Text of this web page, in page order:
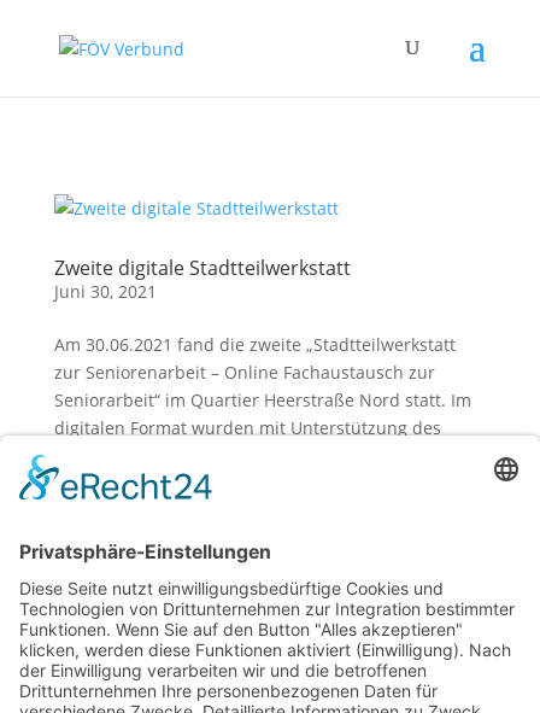
Zweite digitale Stadtteilwerkstatt
Juni 30, 2021
Am 30.06.2021 fand die zweite „Stadtteilwerkstatt
zur Seniorenarbeit – Online Fachaustausch zur
Seniorarbeit“ im Quartier Heerstraße Nord statt. Im
digitalen Format wurden mit Unterstützung des
CIA- Spandau...
1. Stadtteilwerkstatt
März 25, 2021
Im Quartier der Heerstraße gibt es eine hohe Anzahl